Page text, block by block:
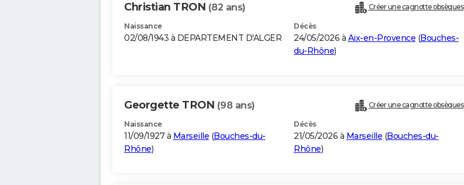
Christian TRON (82 ans) Créer une cagnotte obsèques
Naissance
02/08/1943 à DEPARTEMENT D'ALGER
Décès
24/05/2026 à Aix-en-Provence (Bouches-
du-Rhône)
Georgette TRON (98 ans) Créer une cagnotte obsèques
Naissance
11/09/1927 à Marseille (Bouches-du-
Rhône)
Décès
21/05/2026 à Marseille (Bouches-du-
Rhône)